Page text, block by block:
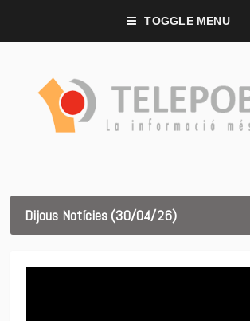
TOGGLE MENU
Dijous Notícies (30/04/26)